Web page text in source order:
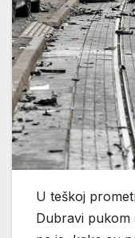
U teškoj
Dubravi pukom